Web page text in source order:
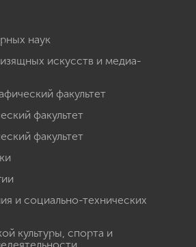
наук
искусств и медиа-
факультет
факультет
факультет
и социально-технических
культуры, спорта и